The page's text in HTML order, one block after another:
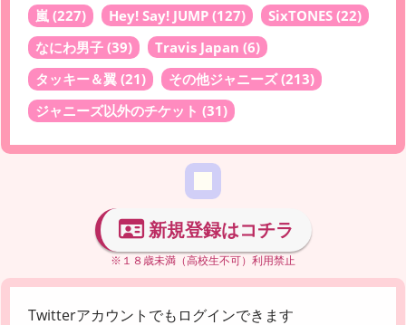
嵐 (227) Hey! Say! JUMP (127) SixTONES (22)
なにわ男子 (39) Travis Japan (6)
タッキー＆翼 (21) その他ジャニーズ(213)
ジャニーズ以外のチケット (31)
新規登録はコチラ
※１８歳未満（高校生不可）利用禁止
Twitterアカウントでもログインできます